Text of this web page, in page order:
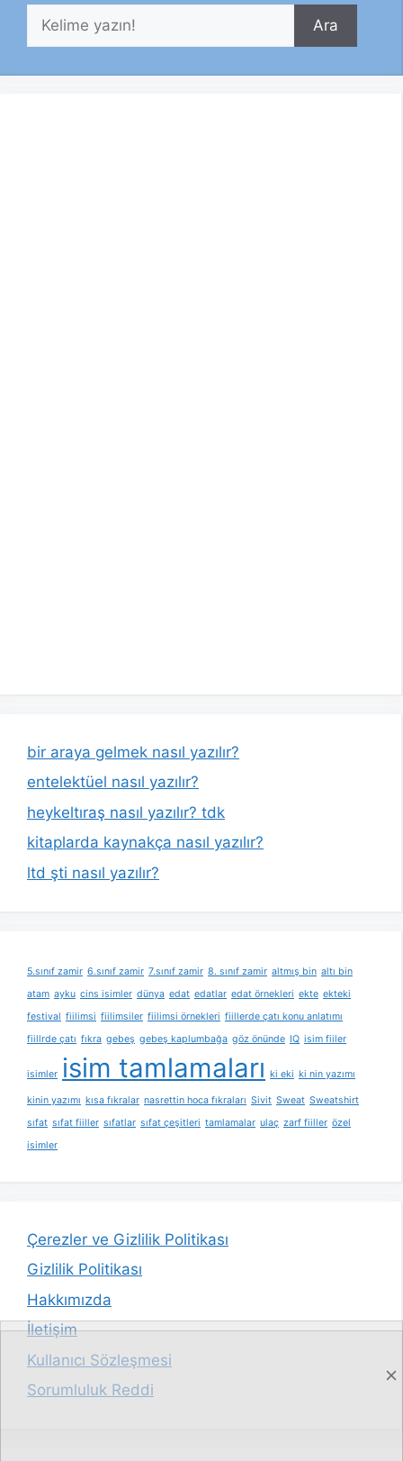
Ara
bir araya gelmek nasıl yazılır?
entelektüel nasıl yazılır?
heykeltıraş nasıl yazılır? tdk
kitaplarda kaynakça nasıl yazılır?
ltd şti nasıl yazılır?
5.sınıf zamir 6.sınıf zamir 7.sınıf zamir 8. sınıf zamir altmış bin altı bin
atam ayku cins isimler dünya edat edatlar edat örnekleri ekte ekteki
festival fiilimsi fiilimsiler fiilimsi örnekleri fiillerde çatı konu anlatımı
fiillrde çatı fıkra gebeş gebeş kaplumbağa göz önünde IQ isim fiiler
isimler isim tamlamaları ki eki ki nin yazımı
kinin yazımı kısa fıkralar nasrettin hoca fıkraları Sivit Sweat Sweatshirt
sıfat sıfat fiiller sıfatlar sıfat çeşitleri tamlamalar ulaç zarf fiiller özel
isimler
Çerezler ve Gizlilik Politikası
Gizlilik Politikası
Hakkımızda
İletişim
Kullanıcı Sözleşmesi
Sorumluluk Reddi